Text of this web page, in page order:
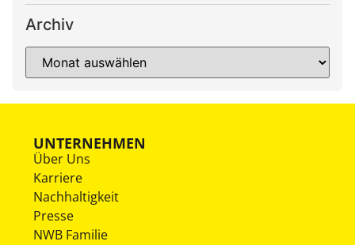
Archiv
UNTERNEHMEN
Über Uns
Karriere
Nachhaltigkeit
Presse
NWB Familie